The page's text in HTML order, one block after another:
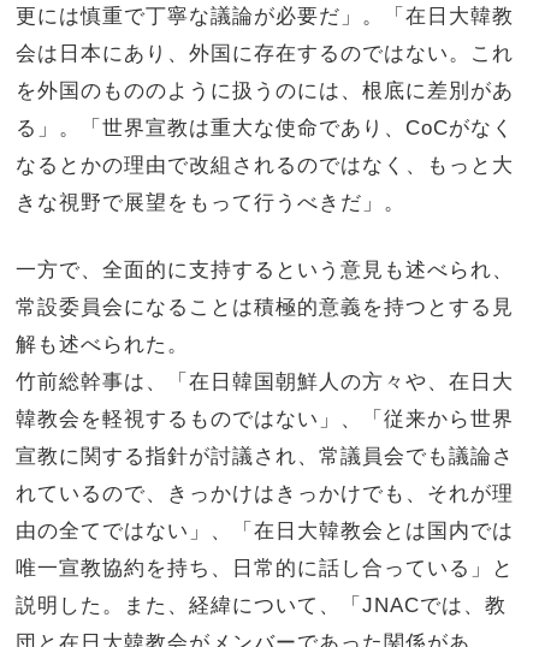
更には慎重で丁寧な議論が必要だ」。「在日大韓教
会は日本にあり、外国に存在するのではない。これ
を外国のもののように扱うのには、根底に差別があ
る」。「世界宣教は重大な使命であり、CoCがなく
なるとかの理由で改組されるのではなく、もっと大
きな視野で展望をもって行うべきだ」。
一方で、全面的に支持するという意見も述べられ、
常設委員会になることは積極的意義を持つとする見
解も述べられた。
竹前総幹事は、「在日韓国朝鮮人の方々や、在日大
韓教会を軽視するものではない」、「従来から世界
宣教に関する指針が討議され、常議員会でも議論さ
れているので、きっかけはきっかけでも、それが理
由の全てではない」、「在日大韓教会とは国内では
唯一宣教協約を持ち、日常的に話し合っている」と
説明した。また、経緯について、「JNACでは、教
団と在日大韓教会がメンバーであった関係があ